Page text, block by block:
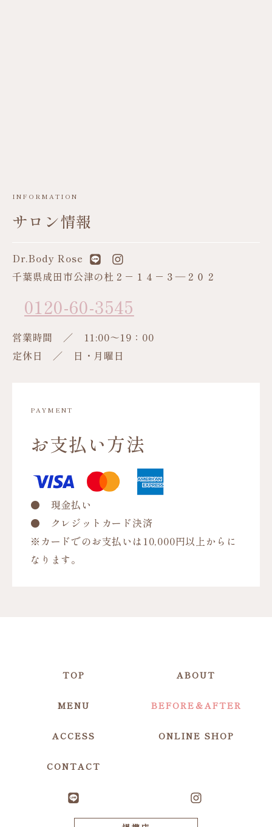
INFORMATION
サロン情報
Dr.Body Rose
千葉県成田市公津の杜２－１４－３―２０２
0120-60-3545
営業時間 ／ 11:00～19：00
定休日 ／ 日・月曜日
PAYMENT
お支払い方法
● 現金払い
● クレジットカード決済
※カードでのお支払いは10,000円以上からに
なります。
TOP ABOUT
MENU BEFORE＆AFTER
ACCESS ONLINE SHOP
CONTACT